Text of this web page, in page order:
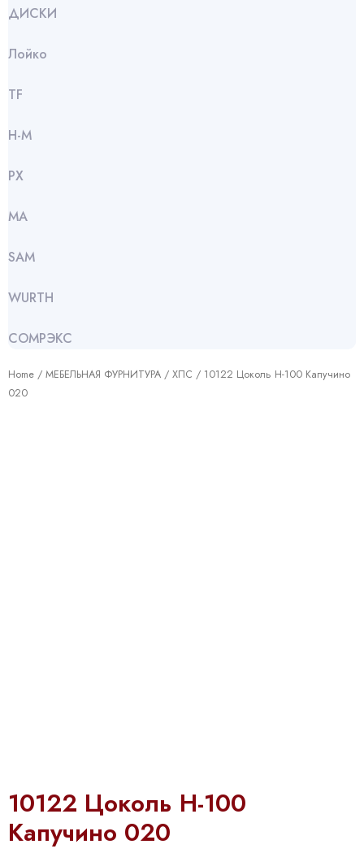
ДИСКИ
Лойко
TF
Н-М
РХ
МА
SАМ
WURTH
СОМРЭКС
Home / МЕБЕЛЬНАЯ ФУРНИТУРА / ХПС / 10122 Цоколь Н-100 Капучино
020
10122 Цоколь Н-100
Капучино 020